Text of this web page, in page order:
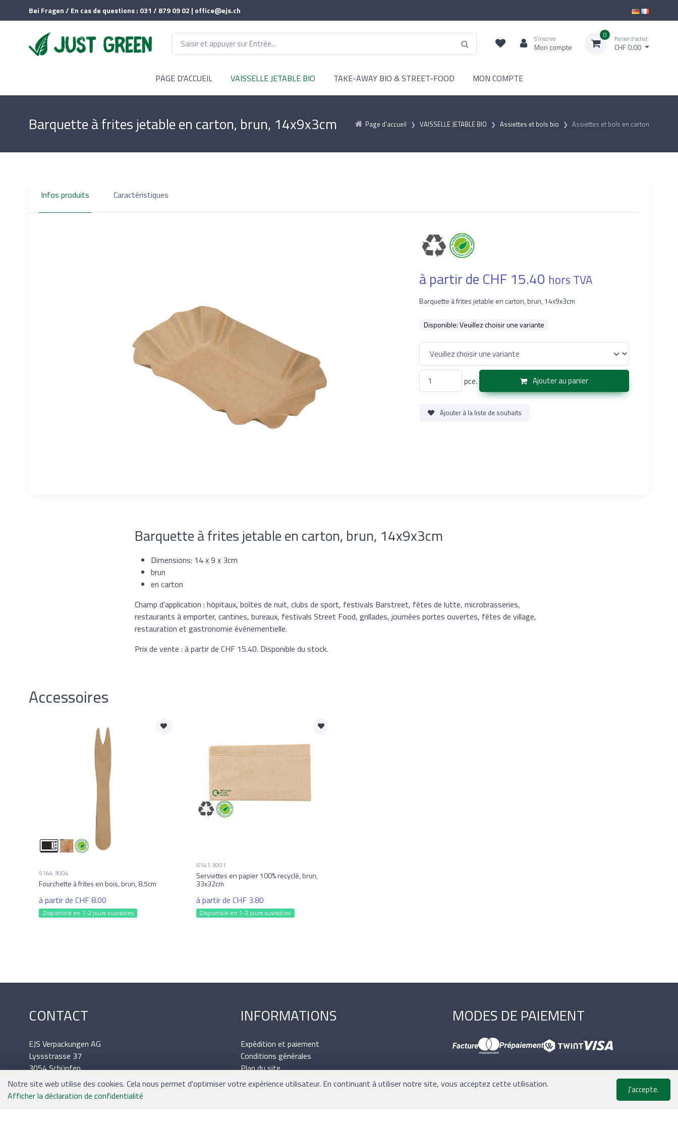
Bei Fragen / En cas de questions : 031 / 879 09 02 | office@ejs.ch
S'inscrire
Mon compte
0 Panier d'achat
CHF 0.00
PAGE D'ACCUEIL VAISSELLE JETABLE BIO TAKE-AWAY BIO & STREET-FOOD MON COMPTE
Page d'accueil VAISSELLE JETABLE BIO Assiettes et bols bio Assiettes et bols en carton
Barquette à frites jetable en carton, brun, 14x9x3cm
Infos produits Caractéristiques
à partir de CHF 15.40 hors TVA
Barquette à frites jetable en carton, brun, 14x9x3cm
Disponible:Veuillez choisir une variante
pce. Ajouter au panier
Ajouter à la liste de souhaits
Barquette à frites jetable en carton, brun, 14x9x3cm
Dimensions: 14 x 9 x 3cm
brun
en carton
Champ d'application : hôpitaux, boîtes de nuit, clubs de sport, festivals Barstreet, fêtes de lutte, microbrasseries,
restaurants à emporter, cantines, bureaux, festivals Street Food, grillades, journées portes ouvertes, fêtes de village,
restauration et gastronomie événementielle.
Prix de vente : à partir de CHF 15.40. Disponible du stock.
Accessoires
5144.3004
Fourchette à frites en bois, brun, 8.5cm
à partir de CHF 8.00
Disponible en 1-2 jours ouvrables
6141.3001
Serviettes en papier 100% recyclé, brun,
33x32cm
à partir de CHF 3.80
Disponible en 1-2 jours ouvrables
CONTACT
EJS Verpackungen AG
Lyssstrasse 37
3054 Schüpfen
Tél.: 031 / 879 09 02
Mail: office@ejs.ch
INFORMATIONS
Expédition et paiement
Conditions générales
Plan du site
Mentions légales
MODES DE PAIEMENT
Notre site web utilise des cookies. Cela nous permet d'optimiser votre expérience utilisateur. En continuant à utiliser notre site, vous acceptez cette utilisation.
Afficher la déclaration de confidentialité
J'accepte.